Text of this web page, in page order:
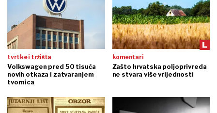
tvrtke i tržišta
Volkswagen pred 50 tisuća
novih otkaza i zatvaranjem
tvornica
komentari
Zašto hrvatska poljoprivreda
ne stvara više vrijednosti